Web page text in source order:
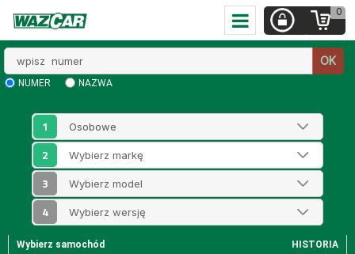
0
numer
OK
NUMER NAZWA
1
2
3
4
Wybierz samochód HISTORIA